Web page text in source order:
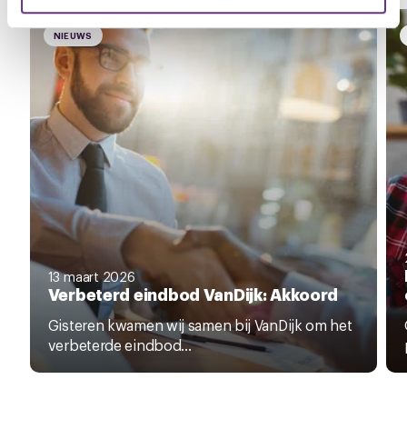
U kunt uw toestemming op elk moment wijzigen of
intrekken via de
cookieverklaring
of door te klikken op
het ronde cookie-instellingenicoontje linksonder op de
pagina.
NIEUWS
13 maart 2026
Verbeterd eindbod VanDijk: Akkoord
Gisteren kwamen wij samen bij VanDijk om het
verbeterde eindbod...